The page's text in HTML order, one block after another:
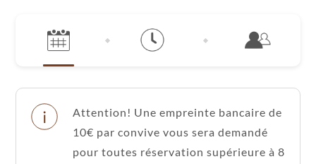
Attention! Une empreinte bancaire de
10€ par convive vous sera demandé
pour toutes réservation supérieure à 8